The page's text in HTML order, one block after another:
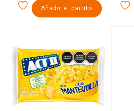
Añadir al carrito